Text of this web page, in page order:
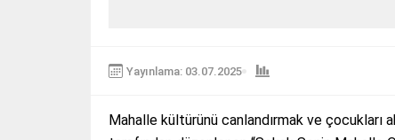
Yayınlama: 03.07.2025
Mahalle kültürünü canlandırmak ve çocukları